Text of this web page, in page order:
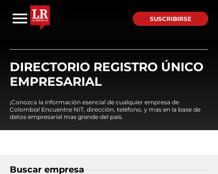
SUSCRIBIRSE
DIRECTORIO REGISTRO ÚNICO
EMPRESARIAL
¡Conozca la información esencial de cualquier empresa de
Colombia! Encuentre NIT, dirección, teléfono, y mas en la base de
datos empresarial mas grande del país.
Buscar empresa